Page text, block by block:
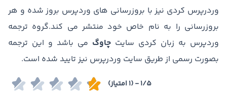
وردرپرس کردی نیز با بروزرسانی های وردپرس بروز شده و هر
بروزرسانی را به نام خاص خود منتشر می کند.گروه ترجمه
وردپرس به زبان کردی سایت چاوگ می باشد و این ترجمه
بصورت رسمی از طریق سایت وردرپرس نیز تایید شده است.
1/5 - (1 امتیاز)